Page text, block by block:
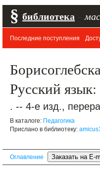
§ библиотека
Последние поступления
Русский
. -- 4-е изд.,
В каталоге: Педагогика
Прислано в библиотеку:
Оглавление